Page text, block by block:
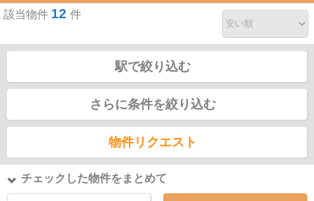
該当物件 12 件
駅で絞り込む
さらに条件を絞り込む
物件リクエスト
チェックした物件をまとめて